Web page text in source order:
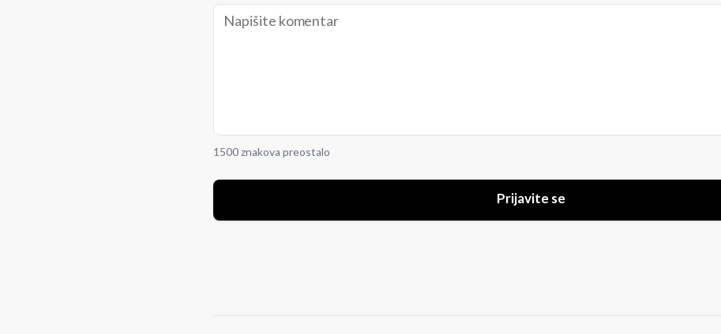
1500 znakova preostalo
Prijavite se